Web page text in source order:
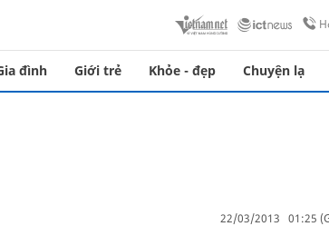
đình Giới trẻ Khỏe - đẹp Chuyện lạ
22/03/2013 01:25